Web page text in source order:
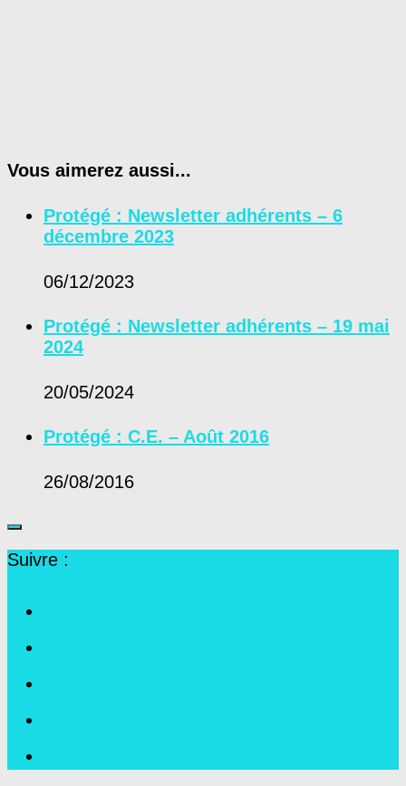
Vous aimerez aussi...
Protégé : Newsletter adhérents – 6
décembre 2023
06/12/2023
Protégé : Newsletter adhérents – 19 mai
2024
20/05/2024
Protégé : C.E. – Août 2016
26/08/2016
Suivre :